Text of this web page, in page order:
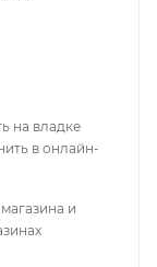
на владке
в онлайн-
и